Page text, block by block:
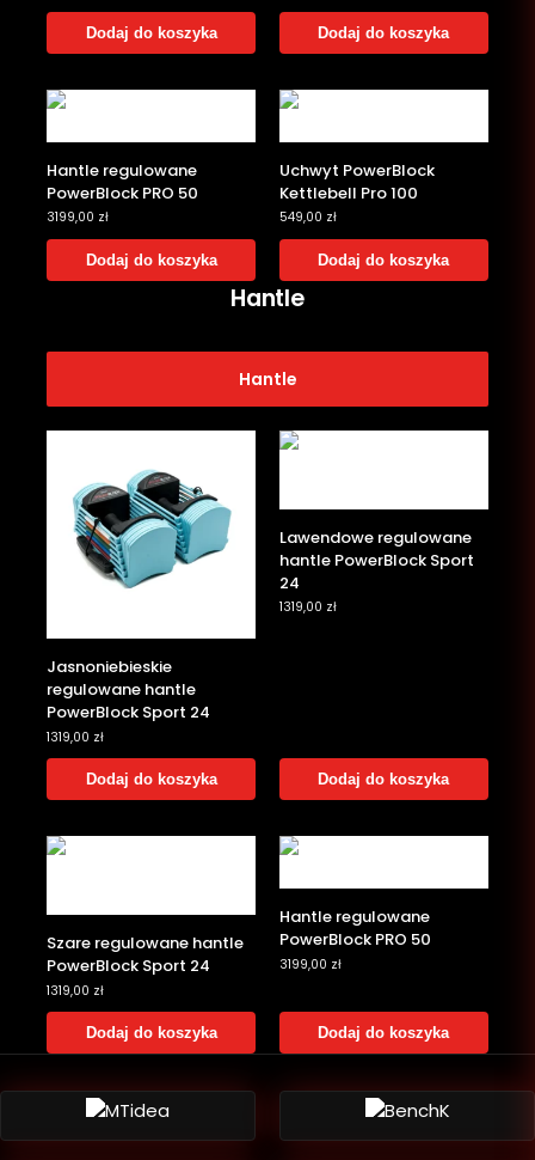
Dodaj do koszyka Dodaj do koszyka
Hantle regulowane
PowerBlock PRO 50
3199,00 zł
Dodaj do koszyka
Uchwyt PowerBlock
Kettlebell Pro 100
549,00 zł
Dodaj do koszyka
Hantle
Hantle
Jasnoniebieskie
regulowane hantle
PowerBlock Sport 24
1319,00 zł
Dodaj do koszyka
Lawendowe regulowane
hantle PowerBlock Sport
24
1319,00 zł
Dodaj do koszyka
Szare regulowane hantle
PowerBlock Sport 24
1319,00 zł
Dodaj do koszyka
Hantle regulowane
PowerBlock PRO 50
3199,00 zł
Dodaj do koszyka